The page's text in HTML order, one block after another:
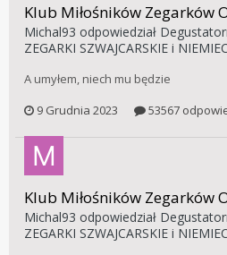
Klub Miłośników Zegarków
Michal93 odpowiedział
ZEGARKI SZWAJCARSKIE i
A umyłem, niech mu będzie
9 Grudnia 2023
53567
Klub Miłośników Zegarków
Michal93 odpowiedział
ZEGARKI SZWAJCARSKIE i